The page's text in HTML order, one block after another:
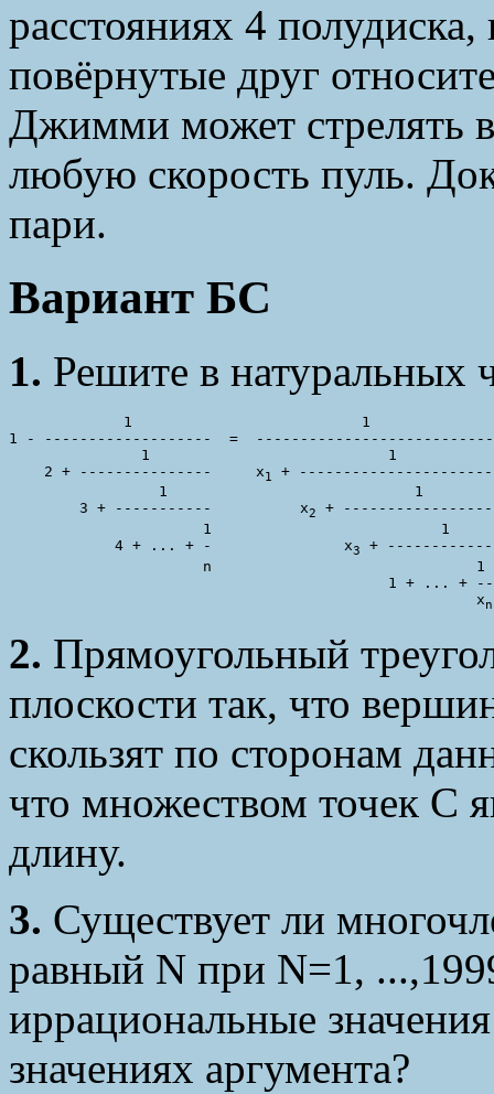
расстояниях 4
повёрнутые друг
Джимми может стрелять
любую скорость пуль.
пари.
Вариант БС
1. Решите в натуральных
             1                          1
1 - -------------------  =  ---------------------------
               1                           1
    2 + ---------------     x
1
+ ----------------------
                 1                            1
        3 + -----------          x
2
+ -----------------
                      1                          1
            4 + ... + -               x
3
+ ------------
                      n                              1
                                           1 + ... + --
                                                     x
n
2. Прямоугольный
плоскости так, что
скользят по сторонам
что множеством точек C
длину.
3. Существует ли
равный N при N=1,
иррациональные
значениях аргумента?